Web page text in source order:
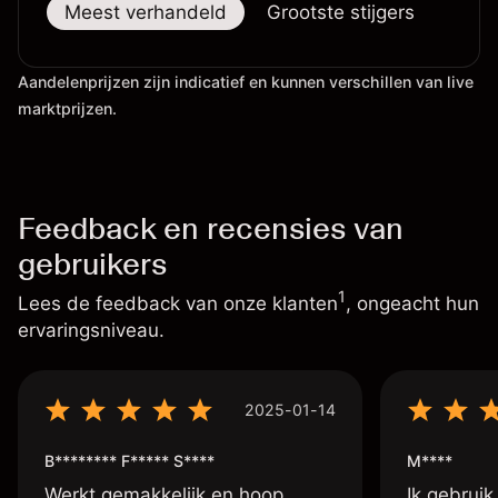
Meest verhandeld Grootste stijgers
Aandelenprijzen zijn indicatief en kunnen verschillen van live
marktprijzen.
Feedback en recensies van
gebruikers
Lees de feedback van onze klanten1, ongeacht hun
ervaringsniveau.
2025-01-14
B******** F***** S**** M****